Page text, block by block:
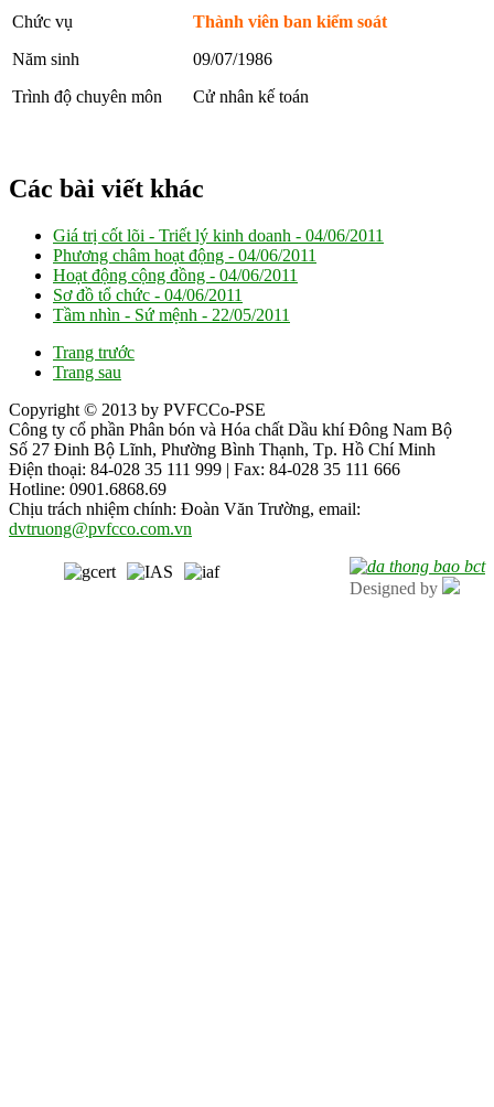
Chức vụ
Năm sinh
Trình độ chuyên môn
Thành viên ban kiểm soát
09/07/1986
Cử nhân kế toán
Các bài viết khác
Giá trị cốt lõi - Triết lý kinh doanh - 04/06/2011
Phương châm hoạt động - 04/06/2011
Hoạt động cộng đồng - 04/06/2011
Sơ đồ tổ chức - 04/06/2011
Tầm nhìn - Sứ mệnh - 22/05/2011
Trang trước
Trang sau
Copyright © 2013 by PVFCCo-PSE
Công ty cổ phần Phân bón và Hóa chất Dầu khí Đông Nam Bộ
Số 27 Đinh Bộ Lĩnh, Phường Bình Thạnh, Tp. Hồ Chí Minh
Điện thoại: 84-028 35 111 999 | Fax: 84-028 35 111 666
Hotline: 0901.6868.69
Chịu trách nhiệm chính: Đoàn Văn Trường, email:
dvtruong@pvfcco.com.vn
Designed by